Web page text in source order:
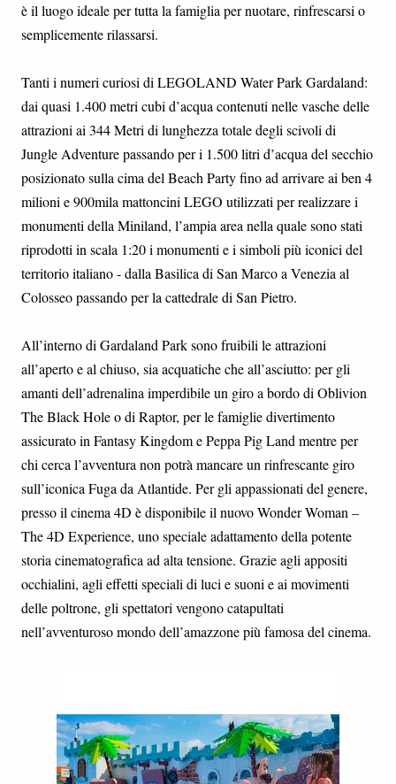
è il luogo ideale per tutta la famiglia per nuotare, rinfrescarsi o
semplicemente rilassarsi.
Tanti i numeri curiosi di LEGOLAND Water Park Gardaland:
dai quasi 1.400 metri cubi d’acqua contenuti nelle vasche delle
attrazioni ai 344 Metri di lunghezza totale degli scivoli di
Jungle Adventure passando per i 1.500 litri d’acqua del secchio
posizionato sulla cima del Beach Party fino ad arrivare ai ben 4
milioni e 900mila mattoncini LEGO utilizzati per realizzare i
monumenti della Miniland, l’ampia area nella quale sono stati
riprodotti in scala 1:20 i monumenti e i simboli più iconici del
territorio italiano - dalla Basilica di San Marco a Venezia al
Colosseo passando per la cattedrale di San Pietro.
All’interno di Gardaland Park sono fruibili le attrazioni
all’aperto e al chiuso, sia acquatiche che all’asciutto: per gli
amanti dell’adrenalina imperdibile un giro a bordo di Oblivion
The Black Hole o di Raptor, per le famiglie divertimento
assicurato in Fantasy Kingdom e Peppa Pig Land mentre per
chi cerca l’avventura non potrà mancare un rinfrescante giro
sull’iconica Fuga da Atlantide. Per gli appassionati del genere,
presso il cinema 4D è disponibile il nuovo Wonder Woman –
The 4D Experience, uno speciale adattamento della potente
storia cinematografica ad alta tensione. Grazie agli appositi
occhialini, agli effetti speciali di luci e suoni e ai movimenti
delle poltrone, gli spettatori vengono catapultati
nell’avventuroso mondo dell’amazzone più famosa del cinema.